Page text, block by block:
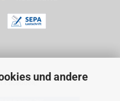
und andere
Facebook!